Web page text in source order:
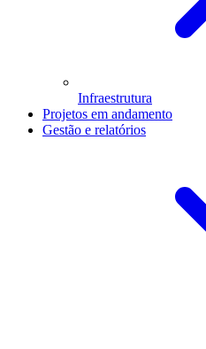
Infraestrutura
Projetos em andamento
Gestão e relatórios